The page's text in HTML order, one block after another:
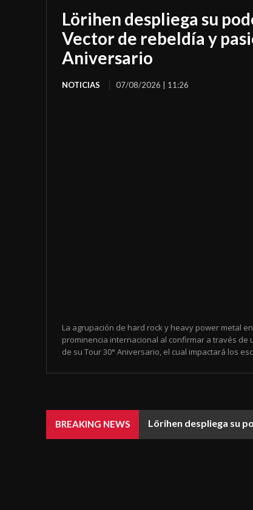
Lörihen despliega su
Vector de rebeldía y
Aniversario
NOTICIAS 07/08/2026 | 11:26
La agrupación de hard rock y heavy power metal
prominencia internacional al confirmar a través de
de su Tour 30° Aniversario, el cual impactará los
BREAKING NEWS Lörihen despliega su